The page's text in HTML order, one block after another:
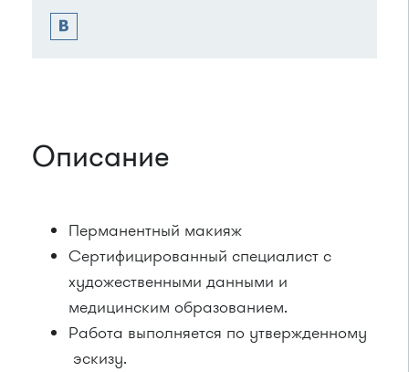
Описание
Перманентный макияж
Сертифицированный специалист с
художественными данными и
медицинским образованием.
Работа выполняется по утвержденному
эскизу.